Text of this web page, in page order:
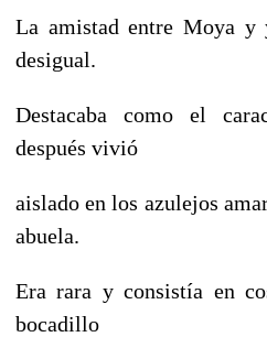
La amistad entre Moya y
desigual.
Destacaba como el
después vivió
aislado en los azulejos
abuela.
Era rara y consistía en
bocadillo